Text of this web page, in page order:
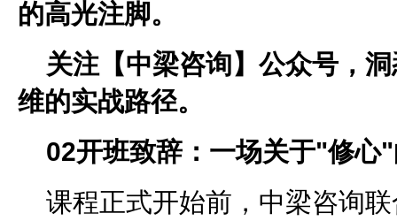
的高光注脚。
关注【中梁咨询】公众号，
维的实战路径。
02开班致辞：一场关于"修心
课程正式开始前，中梁咨询